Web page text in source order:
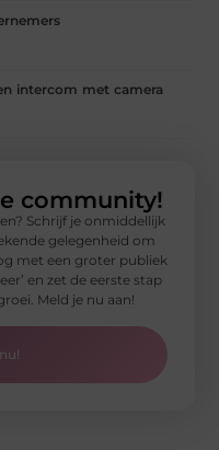
intercom met camera
community!
Schrijf je onmiddellijk
gelegenheid om
met een groter publiek
en zet de eerste stap
Meld je nu aan!